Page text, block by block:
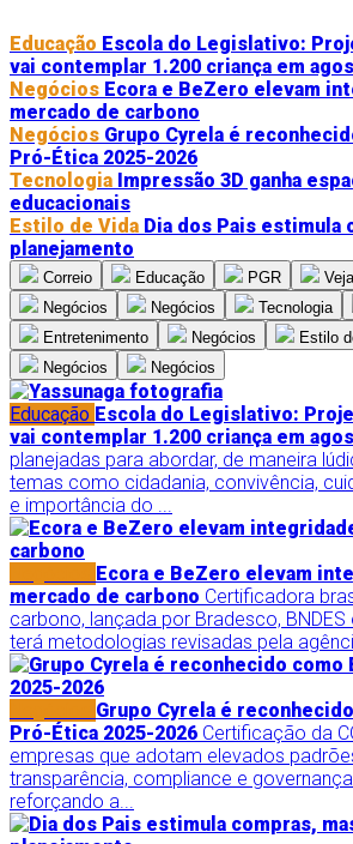
Educação Escola do Legislativo:
vai contemplar 1.200 criança em
Negócios Ecora e BeZero elevam
mercado de carbono
Negócios Grupo Cyrela é
Pró-Ética 2025-2026
Tecnologia Impressão 3D ganha
educacionais
Estilo de Vida Dia dos Pais estimula
planejamento
Correio Educação PGR Veja
Negócios
Negócios Tecnologia
Entretenimento
Negócios Estilo
Negócios
Negócios
Educação Escola do Legislativo:
vai contemplar 1.200 criança em
planejadas para abordar, de maneira
temas como cidadania, convivência,
e importância do ...
Ecora e BeZero elevam
mercado de carbono Certificadora
carbono, lançada por Bradesco, BNDES
terá metodologias revisadas pela
Grupo Cyrela é
Pró-Ética 2025-2026 Certificação da
empresas que adotam elevados
transparência, compliance e
reforçando a...